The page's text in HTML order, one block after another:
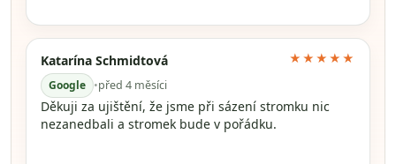
Katarína Schmidtová
Google •před 4 měsíci
★★★★★
Děkuji za ujištění, že jsme při sázení stromku nic
nezanedbali a stromek bude v pořádku.